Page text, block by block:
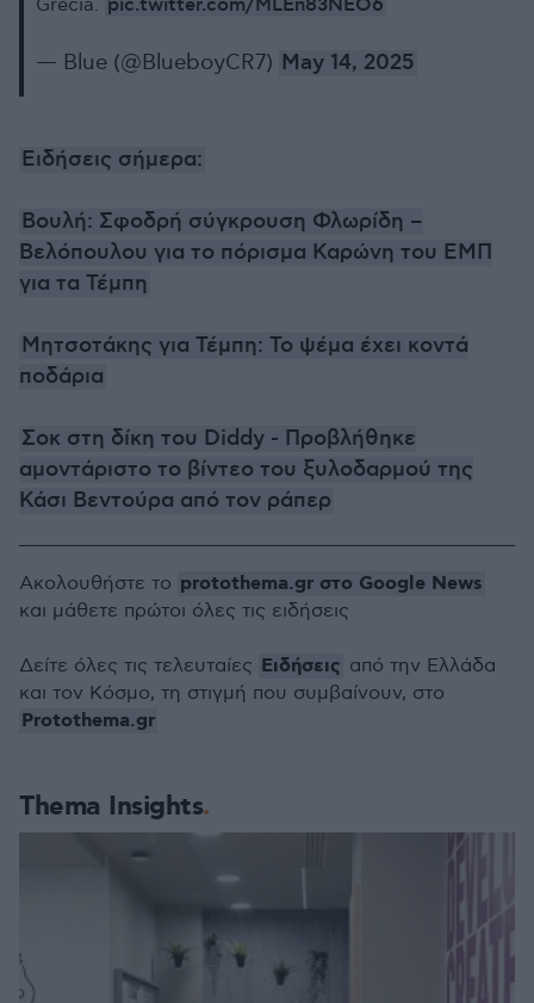
Grecia. pic.twitter.com/MLEn83NEO6
— Blue (@BlueboyCR7) May 14, 2025
Ειδήσεις σήμερα:
Βουλή: Σφοδρή σύγκρουση Φλωρίδη –
Βελόπουλου για το πόρισμα Καρώνη του ΕΜΠ
για τα Τέμπη
Μητσοτάκης για Τέμπη: Το ψέμα έχει κοντά
ποδάρια
Σοκ στη δίκη του Diddy - Προβλήθηκε
αμοντάριστο το βίντεο του ξυλοδαρμού της
Κάσι Βεντούρα από τον ράπερ
Thema Insights
Ακολουθήστε το protothema.gr στο Google News
και μάθετε πρώτοι όλες τις ειδήσεις
Δείτε όλες τις τελευταίες Ειδήσεις από την Ελλάδα
και τον Κόσμο, τη στιγμή που συμβαίνουν, στο
Protothema.gr